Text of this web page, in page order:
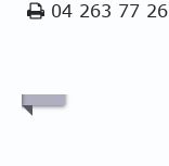
04 263 77 26